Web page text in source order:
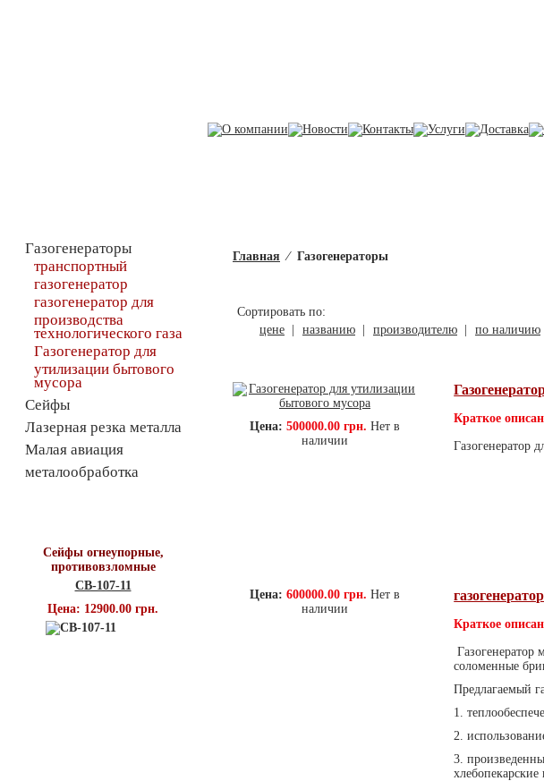
Главная ⁄ Газогенераторы
Сортировать по:
цене
названию производителю по наличию
Цена: 500000.00 грн. Нет в
наличии
Краткое
Газогенератор
Цена: 600000.00 грн. Нет в
наличии
Краткое
соломенные
Предлагаемый
1.
2.
3.
хлебопекарские
Газогенераторы
транспортный
газогенератор
газогенератор для
производства
технологического газа
Газогенератор для
утилизации бытового
мусора
Сейфы
Лазерная резка металла
Малая авиация
металообработка
Сейфы огнеупорные,
противовзломные
СВ-107-11
Цена: 12900.00 грн.